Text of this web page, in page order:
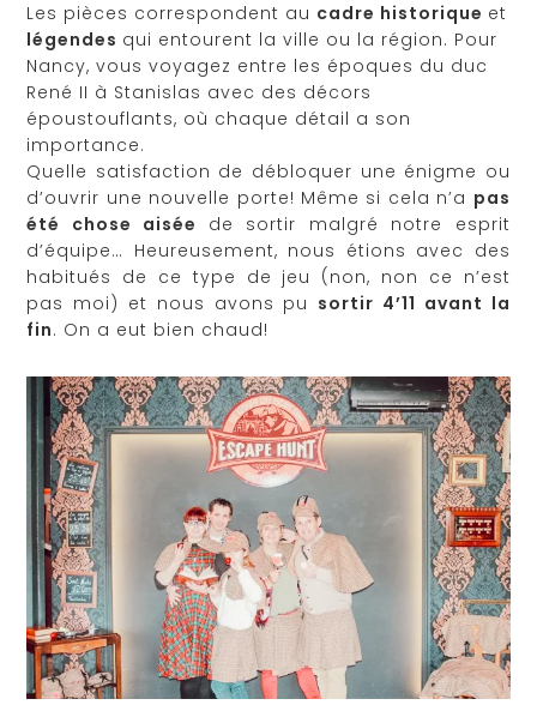
Les pièces correspondent au cadre historique et
légendes qui entourent la ville ou la région. Pour
Nancy, vous voyagez entre les époques du duc
René II à Stanislas avec des décors
époustouflants, où chaque détail a son
importance.
Quelle satisfaction de débloquer une énigme ou
d’ouvrir une nouvelle porte! Même si cela n’a pas
été chose aisée de sortir malgré notre esprit
d’équipe… Heureusement, nous étions avec des
habitués de ce type de jeu (non, non ce n’est
pas moi) et nous avons pu sortir 4’11 avant la
fin. On a eut bien chaud!